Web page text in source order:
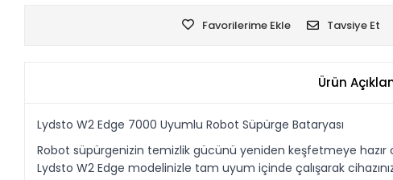
Favorilerime Ekle Tavsiye Et
Ürün
Lydsto W2 Edge 7000 Uyumlu Robot Süpürge Bataryası
Robot süpürgenizin temizlik gücünü yeniden keşfetmeye
Lydsto W2 Edge modelinizle tam uyum içinde çalışarak